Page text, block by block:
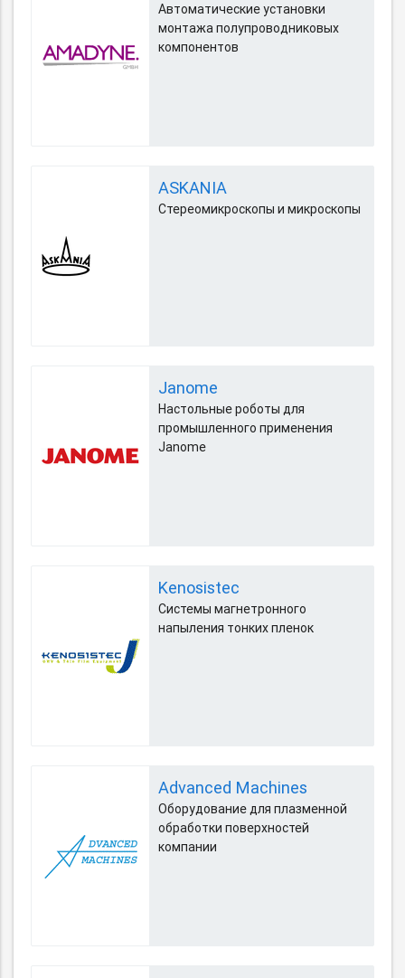
Автоматические установки
монтажа полупроводниковых
компонентов
ASKANIA
Стереомикроскопы и микроскопы
Janome
Настольные роботы для
промышленного применения
Janome
Kenosistec
Cистемы магнетронного
напыления тонких пленок
Advanced Machines
Оборудование для плазменной
обработки поверхностей
компании